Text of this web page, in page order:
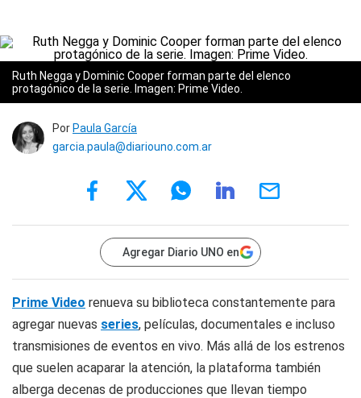
Ruth Negga y Dominic Cooper forman parte del elenco
protagónico de la serie. Imagen: Prime Video.
Por Paula García
garcia.paula@diariouno.com.ar
Agregar Diario UNO en
Prime Video renueva su biblioteca constantemente para
agregar nuevas series, películas, documentales e incluso
transmisiones de eventos en vivo. Más allá de los estrenos
que suelen acaparar la atención, la plataforma también
alberga decenas de producciones que llevan tiempo